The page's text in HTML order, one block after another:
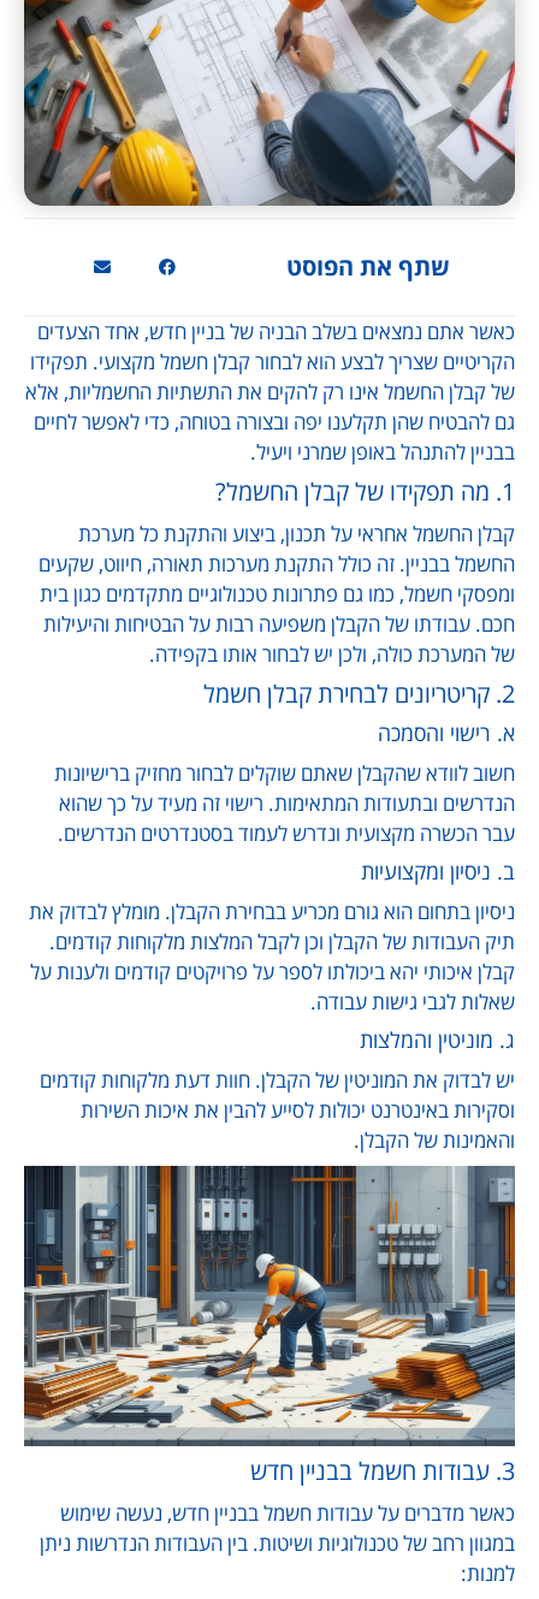
שתף את הפוסט
כאשר אתם נמצאים בשלב הבניה של בניין חדש, אחד הצעדים
הקריטיים שצריך לבצע הוא לבחור קבלן חשמל מקצועי. תפקידו
של קבלן החשמל אינו רק להקים את התשתיות החשמליות, אלא
גם להבטיח שהן תקלענו יפה ובצורה בטוחה, כדי לאפשר לחיים
בבניין להתנהל באופן שמרני ויעיל.
1. מה תפקידו של קבלן החשמל?
קבלן החשמל אחראי על תכנון, ביצוע והתקנת כל מערכת
החשמל בבניין. זה כולל התקנת מערכות תאורה, חיווט, שקעים
ומפסקי חשמל, כמו גם פתרונות טכנולוגיים מתקדמים כגון בית
חכם. עבודתו של הקבלן משפיעה רבות על הבטיחות והיעילות
של המערכת כולה, ולכן יש לבחור אותו בקפידה.
2. קריטריונים לבחירת קבלן חשמל
א. רישוי והסמכה
חשוב לוודא שהקבלן שאתם שוקלים לבחור מחזיק ברישיונות
הנדרשים ובתעודות המתאימות. רישוי זה מעיד על כך שהוא
עבר הכשרה מקצועית ונדרש לעמוד בסטנדרטים הנדרשים.
ב. ניסיון ומקצועיות
ניסיון בתחום הוא גורם מכריע בבחירת הקבלן. מומלץ לבדוק את
תיק העבודות של הקבלן וכן לקבל המלצות מלקוחות קודמים.
קבלן איכותי יהא ביכולתו לספר על פרויקטים קודמים ולענות על
שאלות לגבי גישות עבודה.
ג. מוניטין והמלצות
יש לבדוק את המוניטין של הקבלן. חוות דעת מלקוחות קודמים
וסקירות באינטרנט יכולות לסייע להבין את איכות השירות
והאמינות של הקבלן.
3. עבודות חשמל בבניין חדש
כאשר מדברים על עבודות חשמל בבניין חדש, נעשה שימוש
במגוון רחב של טכנולוגיות ושיטות. בין העבודות הנדרשות ניתן
למנות: